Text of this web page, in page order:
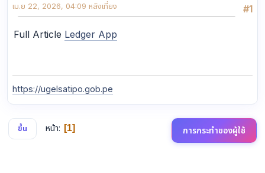
#1
เม.ย 22, 2026, 04:09 หลังเที่ยง
Full Article Ledger App
https://ugelsatipo.gob.pe
ขึ้น หน้า 1 การกระทำของผู้ใช้